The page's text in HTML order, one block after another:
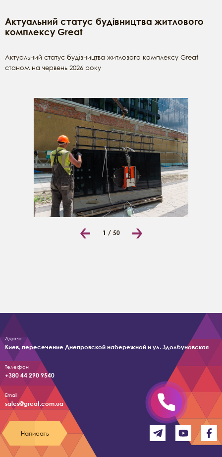
Актуальний статус будівництва житлового
комплексу Great
Актуальний статус будівництва житлового комплексу Great
станом на червень 2026 року
1 / 50
Написать
Адрес
Киев, пересечение Днепровской набережной и ул. Здолбуновская
Телефон
+380 44 290 9540
Email
sales@great.com.ua